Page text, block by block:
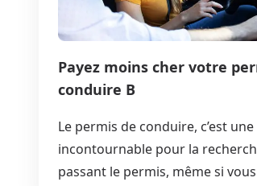
Payez moins cher votre
conduire B
Le permis de conduire, c’est une
incontournable pour la
passant le permis, même si vous